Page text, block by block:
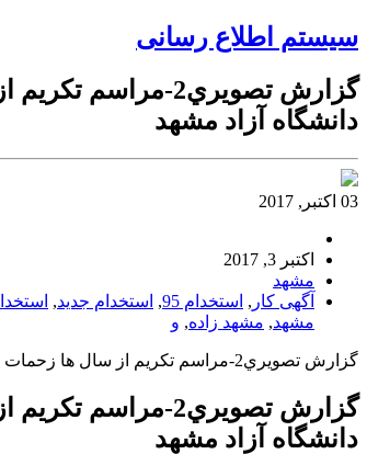
سیستم اطلاع رسانی
گزارش تصويري2-
دانشگاه آزاد مشهد
03 اکتبر, 2017
اکتبر 3, 2017
مشهد
آگهی کار , استخدام 95 , استخدام جدید,
مشهد, مشهد زاده, و
گزارش تصويري2-مراسم تکریم از سال ها زحمات و تلاش های دکتر اشرف زاده و معارفه دكتر بهاري معاون آموزشی و تحصیلات تکمیلی دانشگاه آزاد مشهد
گزارش تصويري2-
دانشگاه آزاد مشهد